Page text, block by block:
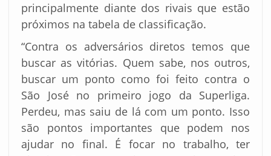
principalmente diante dos rivais que estão
próximos na tabela de classificação.
“Contra os adversários diretos temos que
buscar as vitórias. Quem sabe, nos outros,
buscar um ponto como foi feito contra o
São José no primeiro jogo da Superliga.
Perdeu, mas saiu de lá com um ponto. Isso
são pontos importantes que podem nos
ajudar no final. É focar no trabalho, ter